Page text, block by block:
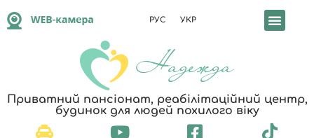
РУС УКР
Приватний пансіонат, реабілітаційний центр,
будинок для людей похилого віку